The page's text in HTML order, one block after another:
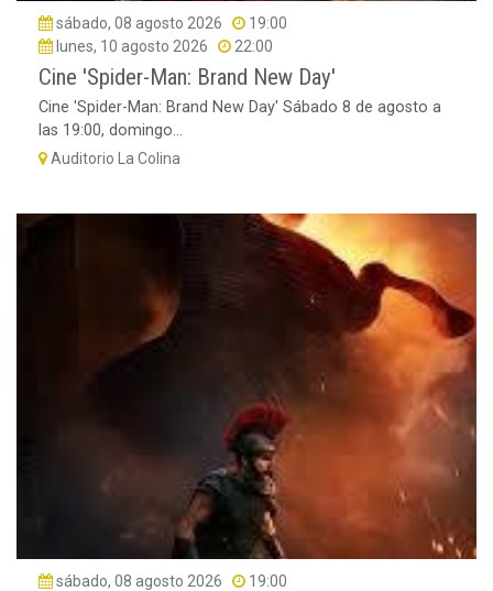
sábado, 08 agosto 2026
19:00
lunes, 10 agosto 2026
22:00
Cine 'Spider-Man: Brand New Day'
Cine 'Spider-Man: Brand New Day' Sábado 8 de agosto a
las 19:00, domingo...
Auditorio La Colina
sábado, 08 agosto 2026
19:00